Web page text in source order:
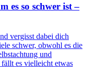
es so schwer ist –
vergisst dabei dich
schwer, obwohl es die
und
es vielleicht etwas